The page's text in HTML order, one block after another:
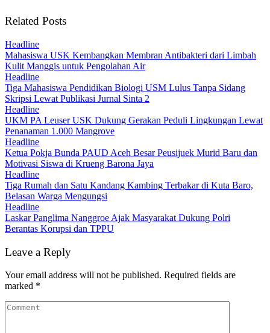
Related Posts
Headline
Mahasiswa USK Kembangkan Membran Antibakteri dari Limbah
Kulit Manggis untuk Pengolahan Air
Headline
Tiga Mahasiswa Pendidikan Biologi USM Lulus Tanpa Sidang
Skripsi Lewat Publikasi Jurnal Sinta 2
Headline
UKM PA Leuser USK Dukung Gerakan Peduli Lingkungan Lewat
Penanaman 1.000 Mangrove
Headline
Ketua Pokja Bunda PAUD Aceh Besar Peusijuek Murid Baru dan
Motivasi Siswa di Krueng Barona Jaya
Headline
Tiga Rumah dan Satu Kandang Kambing Terbakar di Kuta Baro,
Belasan Warga Mengungsi
Headline
Laskar Panglima Nanggroe Ajak Masyarakat Dukung Polri
Berantas Korupsi dan TPPU
Leave a Reply
Your email address will not be published. Required fields are
marked *